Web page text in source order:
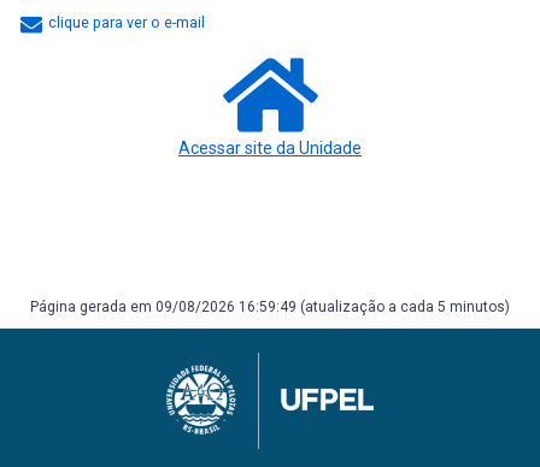
clique para ver o e-mail
Acessar site da Unidade
Página gerada em 09/08/2026 16:59:49 (atualização a cada 5 minutos)